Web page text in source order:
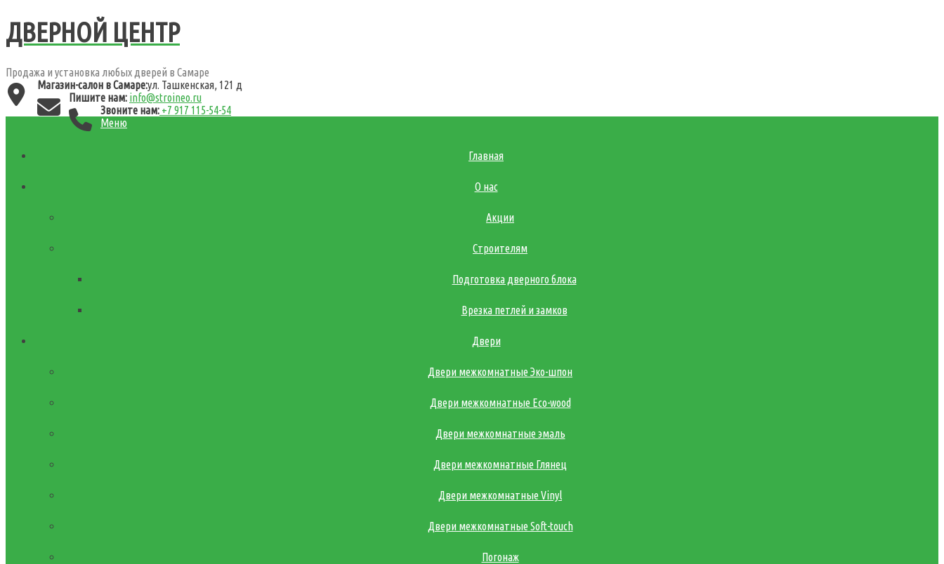
ДВЕРНОЙ ЦЕНТР
Продажа и установка любых дверей в Самаре
Магазин-салон в Самаре:ул. Ташкенская, 121 д
Пишите нам: info@stroineo.ru
Звоните нам: +7 917 115-54-54
Меню
Главная
О нас
Акции
Строителям
Подготовка дверного блока
Врезка петлей и замков
Двери
Двери межкомнатные Эко-шпон
Двери межкомнатные Eco-wood
Двери межкомнатные эмаль
Двери межкомнатные Глянец
Двери межкомнатные Vinyl
Двери межкомнатные Soft-touch
Погонаж